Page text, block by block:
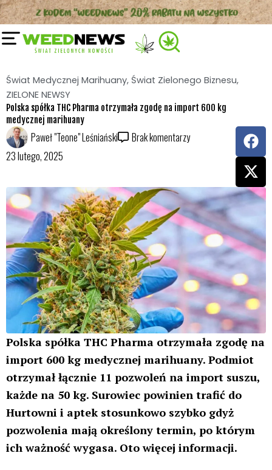
Przejdź
do
treści
Świat Medycznej Marihuany, Świat Zielonego Biznesu,
ZIELONE NEWSY
Polska spółka THC Pharma otrzymała zgodę na import 600 kg
medycznej marihuany
Paweł "Teone" Leśniański
Brak komentarzy
23 lutego, 2025
F
a
c
e
b
o
o
k
X
-
t
w
i
t
t
e
r
Polska spółka THC Pharma otrzymała zgodę na
import 600 kg medycznej marihuany. Podmiot
otrzymał łącznie 11 pozwoleń na import suszu,
każde na 50 kg. Surowiec powinien trafić do
Hurtowni i aptek stosunkowo szybko gdyż
pozwolenia mają określony termin, po którym
ich ważność wygasa. Oto więcej informacji.